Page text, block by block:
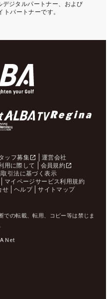
ジタルパートナー、および
トパートナーです。
ッフ募集
運営会社
用に際して
会員規約
引法に基づく表示
マイページサービス利用規約
せ ヘルプ サイトマップ
での転載、転用、コピー等は禁じま
Net